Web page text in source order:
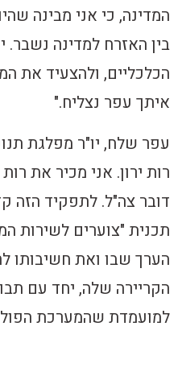
המדינה, כי אני מבינה
בין האזרח למדינה
הכלכליים, ולהצעיד את
איתך עפר נצליח."
עפר שלח, יו"ר מפלגת
רות ירון. אני מכיר את
דובר צה"ל. לתפקיד הזה
תכנית "צוערים לשירות
הערך שבו ואת חשיבותו
הקריירה שלה, יחד עם
למועמדת שהמערכת